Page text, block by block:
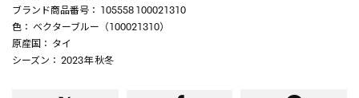
ブランド商品番号 ： 105558 100021310
色 ： ベクターブルー（100021310）
原産国 ： タイ
シーズン ： 2023年 秋冬